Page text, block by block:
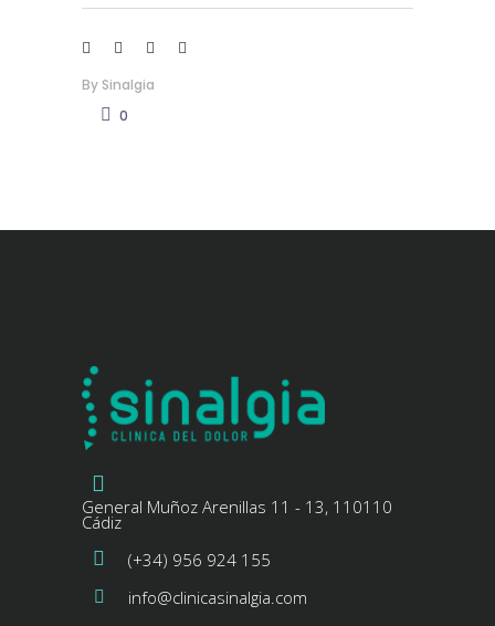
By Sinalgia
0
General Muñoz Arenillas 11 - 13, 110110
Cádiz
(+34) 956 924 155
info@clinicasinalgia.com